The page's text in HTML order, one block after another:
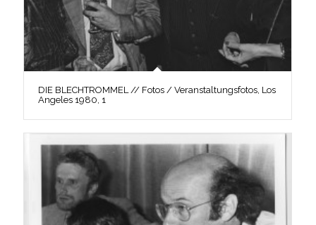
DIE BLECHTROMMEL // Fotos / Veranstaltungsfotos, Los
Angeles 1980, 1